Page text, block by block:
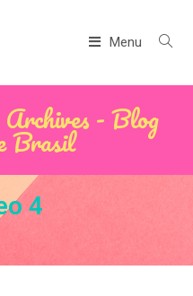
Menu
Archives - Blog
Brasil
4